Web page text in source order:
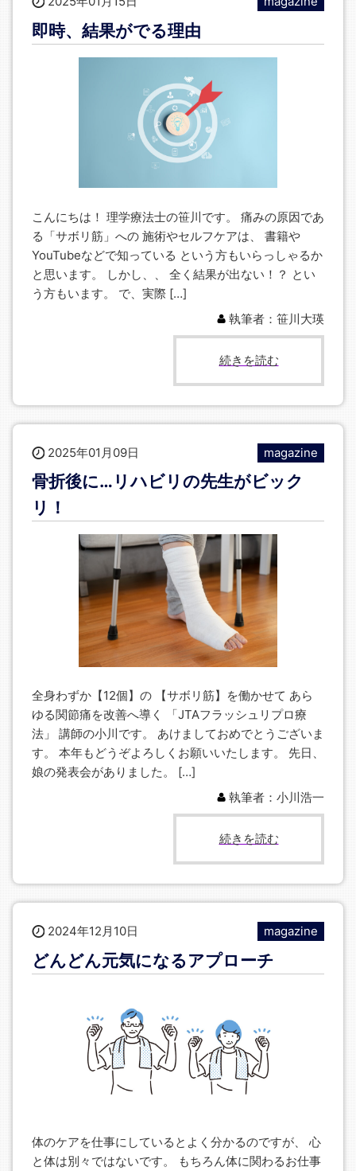
即時、結果がでる理由
こんにちは！ 理学療法士の笹川です。 痛みの原因であ
る「サボリ筋」への 施術やセルフケアは、 書籍や
YouTubeなどで知っている という方もいらっしゃるか
と思います。 しかし、、 全く結果が出ない！？ とい
う方もいます。 で、実際 […]
執筆者：笹川大瑛
続きを読む
2025年01月09日 magazine
骨折後に…リハビリの先生がビック
リ！
全身わずか【12個】の 【サボリ筋】を働かせて あら
ゆる関節痛を改善へ導く 「JTAフラッシュリプロ療
法」 講師の小川です。 あけましておめでとうございま
す。 本年もどうぞよろしくお願いいたします。 先日、
娘の発表会がありました。 […]
執筆者：小川浩一
続きを読む
2024年12月10日 magazine
どんどん元気になるアプローチ
体のケアを仕事にしているとよく分かるのですが、 心
と体は別々ではないです。 もちろん体に関わるお仕事